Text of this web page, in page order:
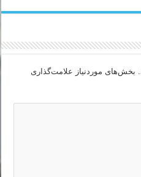
بخش‌های موردنیاز علامت‌گذاری